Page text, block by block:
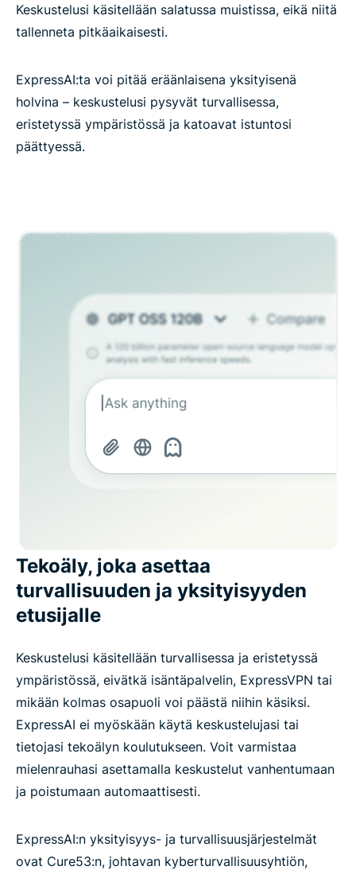
Keskustelusi käsitellään salatussa muistissa, eikä niitä
tallenneta pitkäaikaisesti.
ExpressAI:ta voi pitää eräänlaisena yksityisenä
holvina – keskustelusi pysyvät turvallisessa,
eristetyssä ympäristössä ja katoavat istuntosi
päättyessä.
Tekoäly, joka asettaa
turvallisuuden ja yksityisyyden
etusijalle
Keskustelusi käsitellään turvallisessa ja eristetyssä
ympäristössä, eivätkä isäntäpalvelin, ExpressVPN tai
mikään kolmas osapuoli voi päästä niihin käsiksi.
ExpressAI ei myöskään käytä keskustelujasi tai
tietojasi tekoälyn koulutukseen. Voit varmistaa
mielenrauhasi asettamalla keskustelut vanhentumaan
ja poistumaan automaattisesti.
ExpressAI:n yksityisyys- ja turvallisuusjärjestelmät
ovat Cure53:n, johtavan kyberturvallisuusyhtiön,